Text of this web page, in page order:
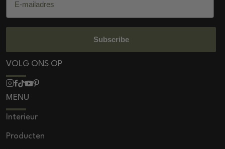
Subscribe
VOLG ONS OP
MENU
Interieur
Producten